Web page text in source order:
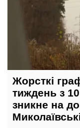
Жорсткі
тиждень з
зникне на